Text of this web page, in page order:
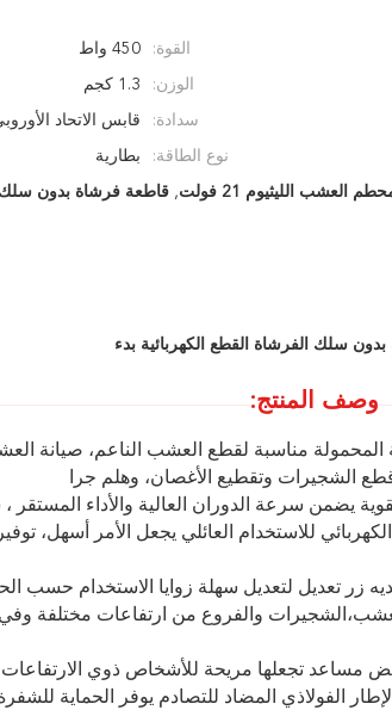
القوة: 450 واط
الوزن: 1.3 كجم
سدادة: قابس الاتحاد
نوع الطاقة: بطارية
العشب الليثيوم 21 فولت , قاطعة فرشاة بدون سلك 450
وصف المنتج:
المحمولة مناسبة لقطع العشب الناعم، صيانة
الشجيرات وتقطيع الأغصان، وهلم جرا
يضمن سرعة الدوران العالية والأداء
العشب الكهربائي للاستخدام العائلي يجعل الأمر أسهل،
زر تعديل لتعديل سهلة زوايا الاستخدام
والفروع من ارتفاعات مختلفة
مساعد تجعلها مريحة للأشخاص ذوي الارتفاعات
الفولاذي المضاد للتصادم يوفر الحماية